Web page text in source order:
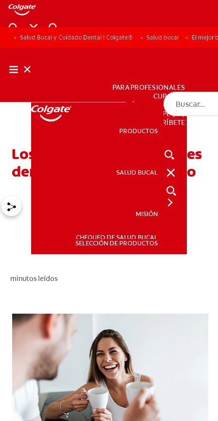
PRODUCTOS
PARA PROFESIONALES
CUPONES
DÓNDE COMPRAR
PE (ES)
SUSCRÍBETE
PRODUCTOS
SALUD BUCAL
MISIÓN
CHEQUEO DE SALUD BUCAL
SELECCIÓN DE PRODUCTOS
Salud Bucal y Cuidado Dental | Colgate® Salud bucal El mejor
Los mejores blanqueadores
dentales de uso doméstico
minutos leídos